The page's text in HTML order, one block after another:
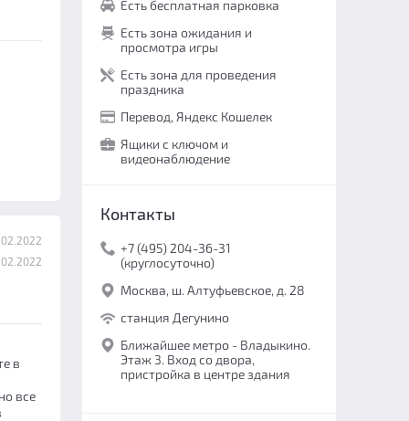
в
все
Есть бесплатная парковка
Есть зона ожидания и
просмотра игры
Есть зона для проведения
праздника
Перевод, Яндекс Кошелек
Ящики с ключом и
видеонаблюдение
Контакты
+7 (495) 204-36-31
(круглосуточно)
Москва, ш. Алтуфьевское, д. 28
станция Дегунино
Ближайшее метро - Владыкино.
Этаж 3. Вход со двора,
пристройка в центре здания